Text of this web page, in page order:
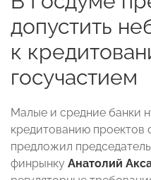
допустить
к
госучастием
Малые и средние банки
кредитованию проектов
предложил
финрынку Анатолий